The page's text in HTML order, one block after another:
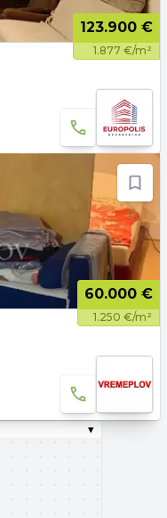
123.900 €
1.877 €/m²
60.000 €
1.250 €/m²
▾